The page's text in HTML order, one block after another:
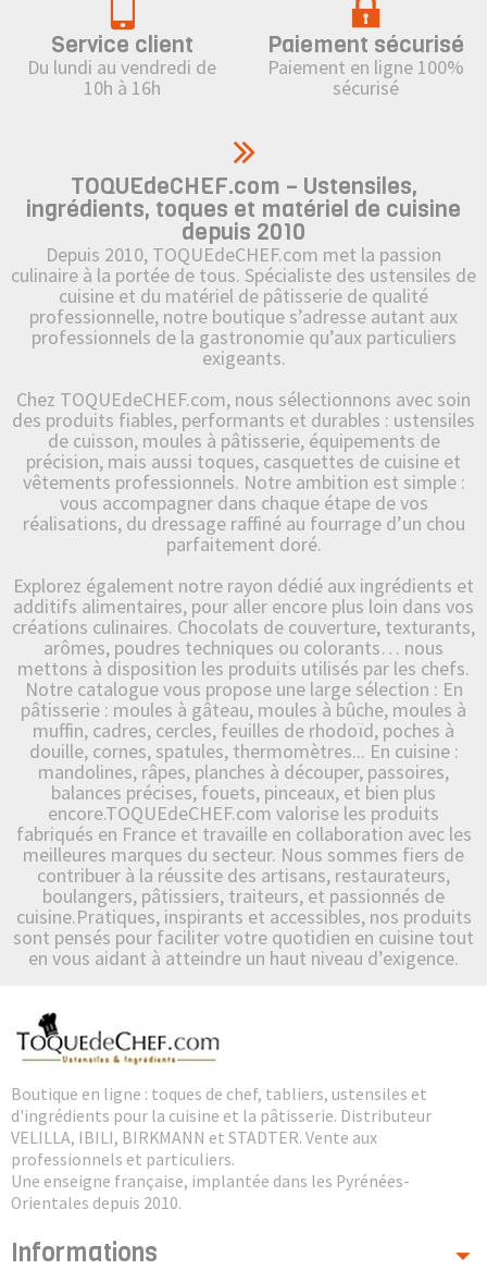
Service client
Du lundi au vendredi de
10h à 16h
Paiement sécurisé
Paiement en ligne 100%
sécurisé
TOQUEdeCHEF.com – Ustensiles,
ingrédients, toques et matériel de cuisine
depuis 2010
Depuis 2010, TOQUEdeCHEF.com met la passion
culinaire à la portée de tous. Spécialiste des ustensiles de
cuisine et du matériel de pâtisserie de qualité
professionnelle, notre boutique s’adresse autant aux
professionnels de la gastronomie qu’aux particuliers
exigeants.
Chez TOQUEdeCHEF.com, nous sélectionnons avec soin
des produits fiables, performants et durables : ustensiles
de cuisson, moules à pâtisserie, équipements de
précision, mais aussi toques, casquettes de cuisine et
vêtements professionnels. Notre ambition est simple :
vous accompagner dans chaque étape de vos
réalisations, du dressage raffiné au fourrage d’un chou
parfaitement doré.
Explorez également notre rayon dédié aux ingrédients et
additifs alimentaires, pour aller encore plus loin dans vos
créations culinaires. Chocolats de couverture, texturants,
arômes, poudres techniques ou colorants… nous
mettons à disposition les produits utilisés par les chefs.
Notre catalogue vous propose une large sélection : En
pâtisserie : moules à gâteau, moules à bûche, moules à
muffin, cadres, cercles, feuilles de rhodoïd, poches à
douille, cornes, spatules, thermomètres... En cuisine :
mandolines, râpes, planches à découper, passoires,
balances précises, fouets, pinceaux, et bien plus
encore.TOQUEdeCHEF.com valorise les produits
fabriqués en France et travaille en collaboration avec les
meilleures marques du secteur. Nous sommes fiers de
contribuer à la réussite des artisans, restaurateurs,
boulangers, pâtissiers, traiteurs, et passionnés de
cuisine.Pratiques, inspirants et accessibles, nos produits
sont pensés pour faciliter votre quotidien en cuisine tout
en vous aidant à atteindre un haut niveau d’exigence.
Boutique en ligne : toques de chef, tabliers, ustensiles et
d'ingrédients pour la cuisine et la pâtisserie. Distributeur
VELILLA, IBILI, BIRKMANN et STADTER. Vente aux
professionnels et particuliers.
Une enseigne française, implantée dans les Pyrénées-
Orientales depuis 2010.
Informations